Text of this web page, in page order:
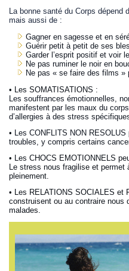
La bonne santé du Corps dépend
mais aussi de :
Gagner en sagesse et en
Guérir petit à petit de ses
Garder l’esprit positif et voir
Ne pas ruminer le noir en
Ne pas « se faire des films »
• Les SOMATISATIONS :
Les souffrances émotionnelles,
manifestent par les maux du
d’allergies à des stress
• Les CONFLITS NON
troubles, y compris certains
• Les CHOCS EMOTIONNELS
Le stress nous fragilise et
pleinement.
• Les RELATIONS SOCIALES et
construisent ou au contraire nous
malades.